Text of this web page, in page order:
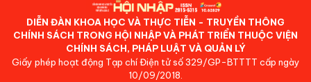
DIỄN ĐÀN KHOA HỌC VÀ THỰC TIỄN - TRUYỀN THÔNG
CHÍNH SÁCH TRONG HỘI NHẬP VÀ PHÁT TRIỂN THUỘC VIỆN
CHÍNH SÁCH, PHÁP LUẬT VÀ QUẢN LÝ
Giấy phép hoạt động Tạp chí Điện tử số 329/GP-BTTTT cấp ngày
10/09/2018.